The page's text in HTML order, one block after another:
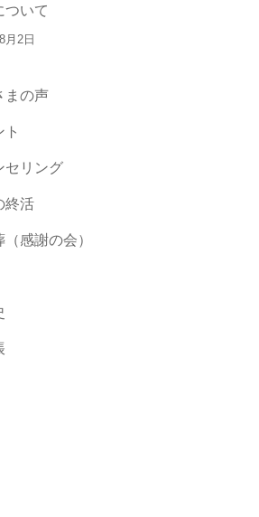
ついて
月2日
まの声
ト
セリング
終活
感謝の会）